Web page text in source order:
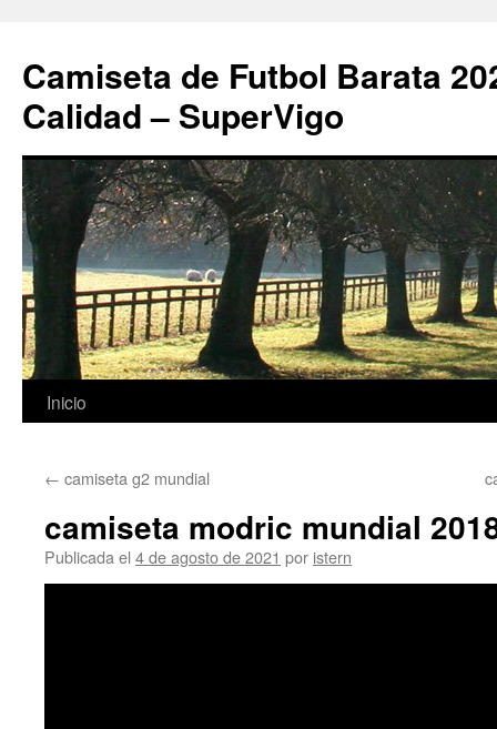
Camiseta de Futbol Barata
Calidad – SuperVigo
Saltar
contenido
Inicio
← camiseta g2 mundial
camiseta modric mundial
Publicada el 4 de agosto de 2021 por istern